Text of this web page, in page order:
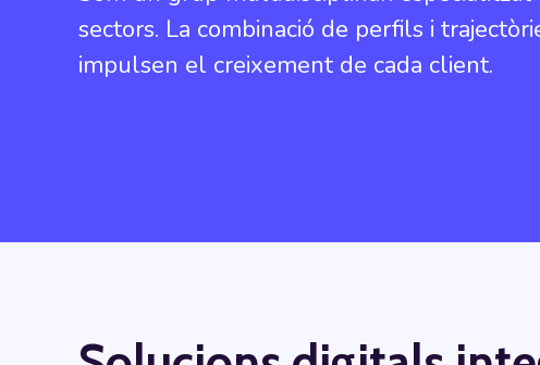
sectors. La combinació de perfils i
impulsen el creixement de cada client.